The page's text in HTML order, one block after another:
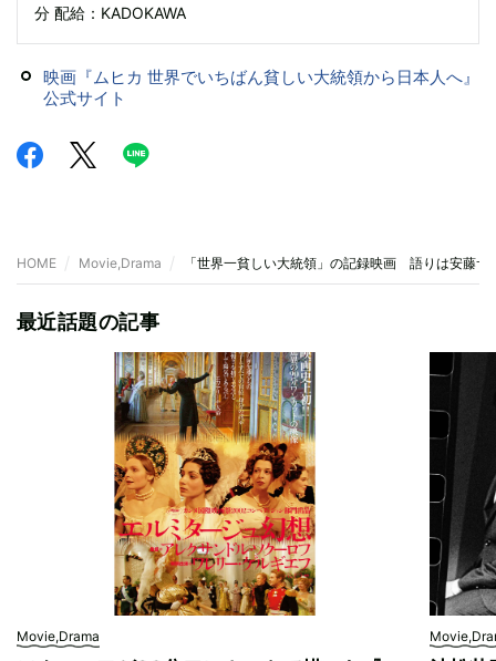
分 配給：KADOKAWA
映画『ムヒカ 世界でいちばん貧しい大統領から日本人へ』
公式サイト
HOME Movie,Drama 「世界一貧しい大統領」の記録映画 語りは安藤サ
最近話題の記事
Movie,Drama